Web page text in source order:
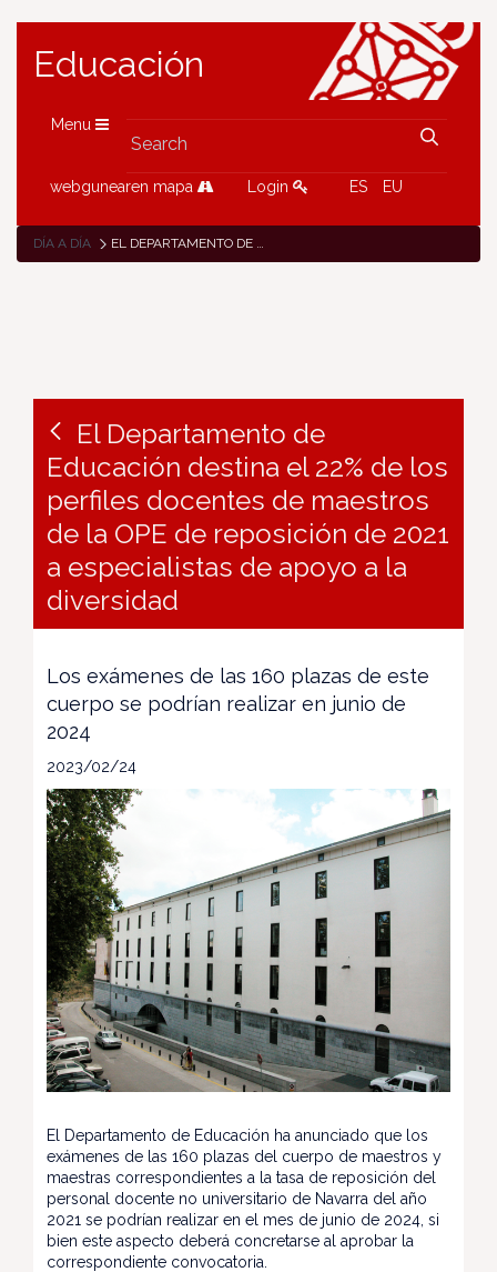
Educación
Menu
webgunearen mapa Login ES EU
DÍA A DÍA EL DEPARTAMENTO DE EDUCACIÓN DESTINA EL 22% DE LOS PERFILES DOCENTES DE MAESTROS DE LA OPE DE REPOSICIÓN DE 2021 A ESPECIALISTAS DE APOYO A LA DIVERSIDAD
El Departamento de
Educación destina el 22% de los
perfiles docentes de maestros
de la OPE de reposición de 2021
a especialistas de apoyo a la
diversidad
Los exámenes de las 160 plazas de este
cuerpo se podrían realizar en junio de
2024
2023/02/24
El Departamento de Educación ha anunciado que los
exámenes de las 160 plazas del cuerpo de maestros y
maestras correspondientes a la tasa de reposición del
personal docente no universitario de Navarra del año
2021 se podrían realizar en el mes de junio de 2024, si
bien este aspecto deberá concretarse al aprobar la
correspondiente convocatoria.